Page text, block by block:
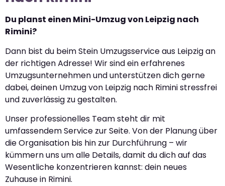
Du planst einen Mini-Umzug von Leipzig nach
Rimini?
Dann bist du beim Stein Umzugsservice aus Leipzig an
der richtigen Adresse! Wir sind ein erfahrenes
Umzugsunternehmen und unterstützen dich gerne
dabei, deinen Umzug von Leipzig nach Rimini stressfrei
und zuverlässig zu gestalten.
Unser professionelles Team steht dir mit
umfassendem Service zur Seite. Von der Planung über
die Organisation bis hin zur Durchführung – wir
kümmern uns um alle Details, damit du dich auf das
Wesentliche konzentrieren kannst: dein neues
Zuhause in Rimini.